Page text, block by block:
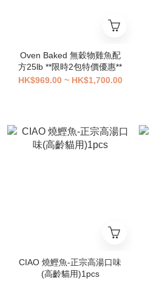
Oven Baked 無穀物雞魚配
方25lb **限時2包特價優惠**
HK$969.00 ~ HK$1,700.00
CIAO 燒鰹魚-正宗高湯口味
(高齡貓用)1pcs